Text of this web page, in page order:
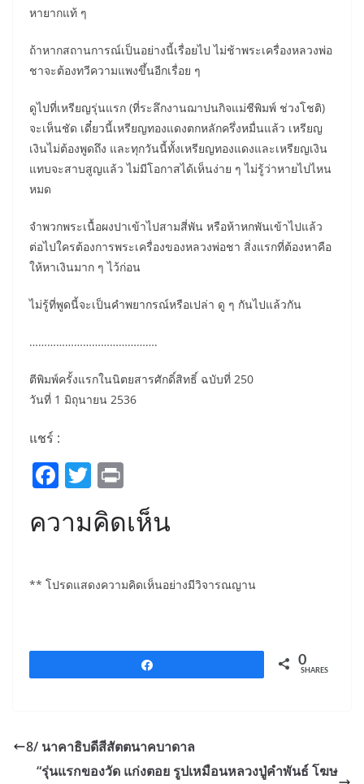
หายากแท้ ๆ
ถ้าหากสถานการณ์เป็นอย่างนี้เรื่อยไป ไม่ช้าพระเครื่องหลวงพ่อ
ชาจะต้องทวีความแพงขึ้นอีกเรื่อย ๆ
ดูไปที่เหรียญรุ่นแรก (ที่ระลึกงานฌาปนกิจแม่ชีพิมพ์ ช่วงโชติ)
จะเห็นชัด เดี๋ยวนี้เหรียญทองแดงตกหลักครึ่งหมื่นแล้ว เหรียญ
เงินไม่ต้องพูดถึง และทุกวันนี้ทั้งเหรียญทองแดงและเหรียญเงิน
แทบจะสาบสูญแล้ว ไม่มีโอกาสได้เห็นง่าย ๆ ไม่รู้ว่าหายไปไหน
หมด
จำพวกพระเนื้อผงปาเข้าไปสามสี่พัน หรือห้าหกพันเข้าไปแล้ว
ต่อไปใครต้องการพระเครื่องของหลวงพ่อชา สิ่งแรกที่ต้องหาคือ
ให้หาเงินมาก ๆ ไว้ก่อน
ไม่รู้ที่พูดนี้จะเป็นคำพยากรณ์หรือเปล่า ดู ๆ กันไปแล้วกัน
…………………………………….
ตีพิมพ์ครั้งแรกในนิตยสารศักดิ์สิทธิ์ ฉบับที่ 250
วันที่ 1 มิถุนายน 2536
แชร์ :
F
c
b
k
T
w
itt
in
t
ความคิดเห็น
** โปรดแสดงความคิดเห็นอย่างมีวิจารณญาน
0
SHARES
8/ นาคาธิบดีสีสัตตนาคบาดาล
“รุ่นแรกของวัด แก่งตอย รูปเหมือนหลวงปู่คำพันธ์ โฆษ